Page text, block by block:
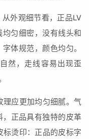
外观细节看，正品LV
匀细密，没有线头和
体规范，颜色均匀。
然，走线容易出现歪
理应更加均匀细腻。气
，正品具有独特的皮革
烫印：正品的皮标字